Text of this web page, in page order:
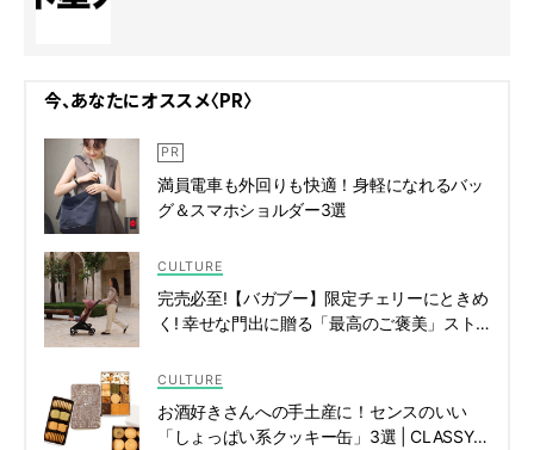
今、あなたにオススメ〈PR〉
満員電車も外回りも快適！身軽になれるバッ
グ＆スマホショルダー3選
CULTURE
完売必至!【バガブー】限定チェリーにときめ
く! 幸せな門出に贈る「最高のご褒美」スト
CULTURE
お酒好きさんへの手土産に！センスのいい
「しょっぱい系クッキー缶」3選 | CLASSY.